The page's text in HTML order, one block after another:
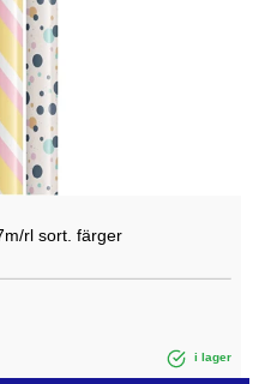
rl sort. färger
i lager